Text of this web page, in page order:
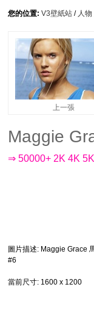
您的位置: V3壁紙站 / 人
上一張
Maggie
⇒ 50000+ 2K 4K
圖片描述: Maggie Grace
#6
當前尺寸: 1600 x 1200